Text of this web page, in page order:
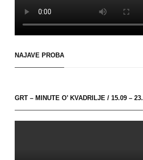
NAJAVE PROBA
GRT – MINUTE O’ KVADRILJE / 15.09 – 23.